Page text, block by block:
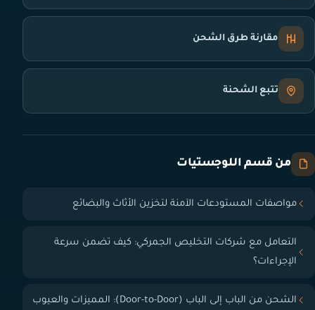
مقارنة طرق الشحن
تتبع الشحنة
من قسم اللوجستيات
مواصفات المستودعات الآمنة لتخزين الأثاث والبضائع
التعامل مع شركات التخليص الجمركي: كيف تضمن سرعة
الإجراءات؟
الشحن من الباب إلى الباب (Door-to-Door): المميزات والعيوب